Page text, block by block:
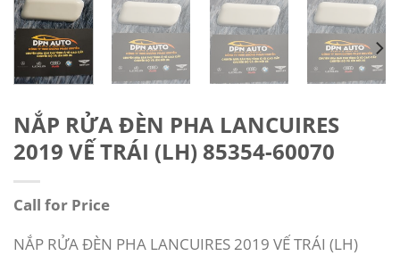
NẮP RỬA ĐÈN PHA LANCUIRES
2019 VẾ TRÁI (LH) 85354-60070
Call for Price
NẮP RỬA ĐÈN PHA LANCUIRES 2019 VẾ TRÁI (LH)